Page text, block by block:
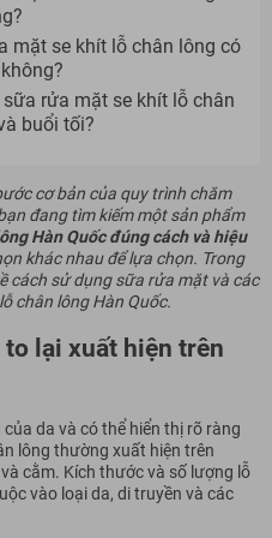
mặt se khít lỗ chân lông có
rửa mặt se khít lỗ chân
buổi tối?
cơ bản của quy trình chăm
đang tìm kiếm một sản phẩm
Hàn Quốcđúng cách và hiệu
khác nhau để lựa chọn. Trong
cách sử dụng sữa rửa mặt và các
chân lông Hàn Quốc.
to lại xuất hiện trên
da và có thể hiển thị rõ ràng
lông thường xuất hiện trên
cằm. Kích thước và số lượng lỗ
vào loại da, di truyền và các